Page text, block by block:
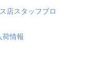
店スタッフブロ
荷情報